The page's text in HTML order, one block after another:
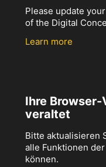
Please update
of the Digital
Learn more
Ihre
veraltet
Bitte aktualisieren
alle Funktionen
können.